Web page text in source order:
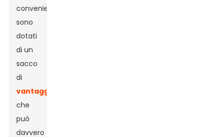
convenienti
sono
dotati
di un
sacco
di
vantaggi
che
può
davvero